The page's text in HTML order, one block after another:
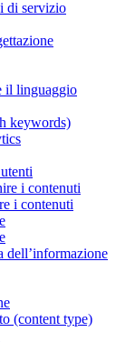
di servizio
il linguaggio
keywords)
i contenuti
i contenuti
dell’informazione
(content type)